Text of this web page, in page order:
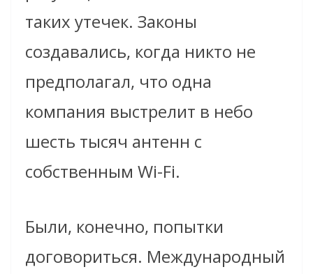
таких утечек. Законы
создавались, когда никто не
предполагал, что одна
компания выстрелит в небо
шесть тысяч антенн с
собственным Wi-Fi.
Были, конечно, попытки
договориться. Международный